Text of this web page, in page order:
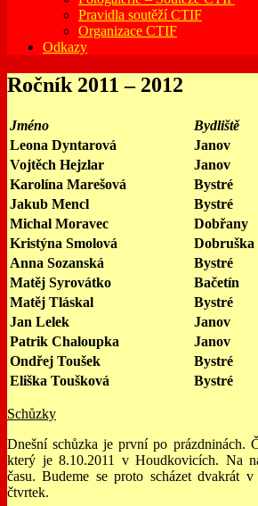
Pravidla soutěží CTIF
Organizace CTIF
Odkazy
Ročník 2011 – 2012
Jméno
Bydliště
Leona Dyntarová
Janov
Vojtěch Hejzlar
Janov
Karolína Marešová
Bystré
Jakub Mencl
Bystré
Michal Moravec
Dobřany
Kristýna Smolová
Dobruška
Anna Sozanská
Bystré
Matěj Syrovátko
Bačetín
Matěj Tláskal
Bystré
Jan Lelek
Janov
Patrik Chaloupka
Janov
Ondřej Toušek
Bystré
Eliška Toušková
Bystré
Schůzky
Dnešní schůzka je první po prázdninách.
který je 8.10.2011 v Houdkovicích. Na
času. Budeme se proto scházet dvakrát
čtvrtek.